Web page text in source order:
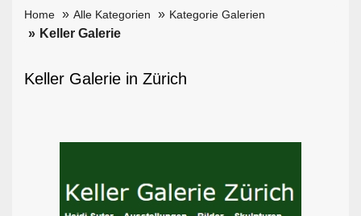
Home Alle Kategorien Kategorie Galerien
Keller Galerie
Keller Galerie in Zürich